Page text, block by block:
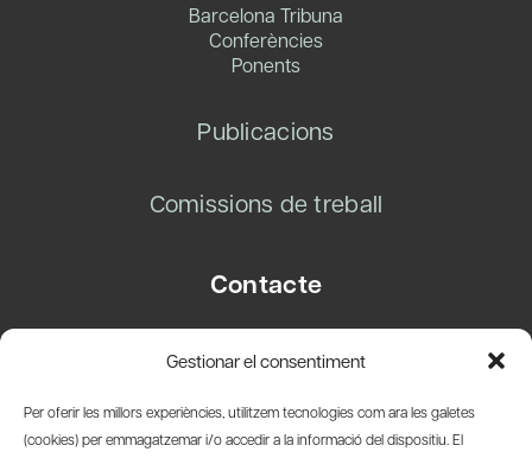
Gestionar el consentiment
Per oferir les millors experiències, utilitzem tecnologies com ara les galetes
(cookies) per emmagatzemar i/o accedir a la informació del dispositiu. El
Barcelona Tribuna
Conferències
Ponents
Publicacions
Comissions de treball
Contacte
08003 Barcelona
info@amicsdelpais.com